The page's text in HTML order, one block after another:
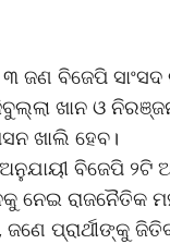
୩ ଜଣ ବିଜେପି
ଖାନ ଓ
ଖାଲି ହେବ।
ଅନୁଯାୟୀ ବିଜେପି
ରାଜନୈତିକ
ଜଣେ